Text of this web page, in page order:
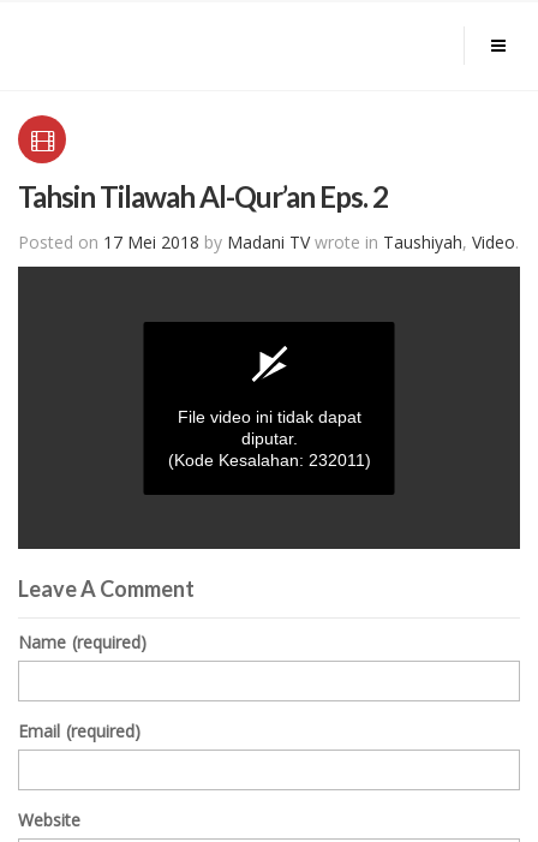
Tahsin Tilawah Al-Qur’an Eps. 2
Posted on 17 Mei 2018 by Madani TVwrote in Taushiyah, Video.
seconds
of
seconds
File video ini tidak dapat
diputar.
(Kode Kesalahan: 232011)
Leave A Comment
Name (required)
Email (required)
Website